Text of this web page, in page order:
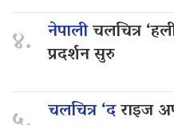
४. नेपालीचलचित्र
प्रदर्शन सुरु
चलचित्र ‘दराइज